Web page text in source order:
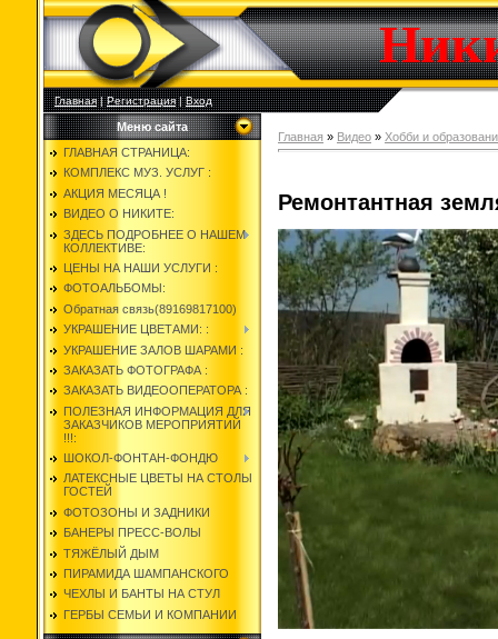
Главная|Регистрация|Вход
Меню сайта
ГЛАВНАЯ СТРАНИЦА:
КОМПЛЕКС МУЗ. УСЛУГ :
АКЦИЯ МЕСЯЦА !
ВИДЕО О НИКИТЕ:
ЗДЕСЬ ПОДРОБНЕЕ О НАШЕМ
КОЛЛЕКТИВЕ:
ЦЕНЫ НА НАШИ УСЛУГИ :
ФОТОАЛЬБОМЫ:
Обратная связь(89169817100)
УКРАШЕНИЕ ЦВЕТАМИ: :
УКРАШЕНИЕ ЗАЛОВ ШАРАМИ :
ЗАКАЗАТЬ ФОТОГРАФА :
ЗАКАЗАТЬ ВИДЕООПЕРАТОРА :
ПОЛЕЗНАЯ ИНФОРМАЦИЯ ДЛЯ
ЗАКАЗЧИКОВ МЕРОПРИЯТИЙ
!!!:
ШОКОЛ-ФОНТАН-ФОНДЮ
ЛАТЕКСНЫЕ ЦВЕТЫ НА СТОЛЫ
ГОСТЕЙ
ФОТОЗОНЫ И ЗАДНИКИ
БАНЕРЫ ПРЕСС-ВОЛЫ
ТЯЖЁЛЫЙ ДЫМ
ПИРАМИДА ШАМПАНСКОГО
ЧЕХЛЫ И БАНТЫ НА СТУЛ
ГЕРБЫ СЕМЬИ И КОМПАНИИ
Главная » Видео » Хобби и
Ремонтантная